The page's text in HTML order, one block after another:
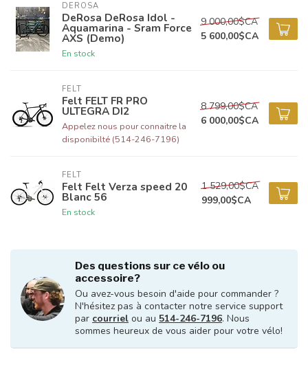
DEROSA
DeRosa DeRosa Idol -
Aquamarina - Sram Force
AXS (Demo)
En stock
9 000,00$CA
5 600,00$CA
FELT
Felt FELT FR PRO
ULTEGRA DI2
Appelez nous pour connaitre la
disponibilté (514-246-7196)
8 799,00$CA
6 000,00$CA
FELT
Felt Felt Verza speed 20
Blanc 56
En stock
1 529,00$CA
999,00$CA
Des questions sur ce vélo ou
accessoire?
Ou avez-vous besoin d'aide pour commander ?
N'hésitez pas à contacter notre service support
par courriel ou au 514-246-7196. Nous
sommes heureux de vous aider pour votre vélo!